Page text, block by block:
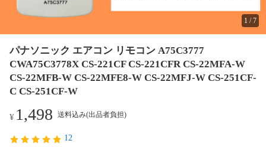
1 /7
パナソニック エアコン リモコン A75C3777
CWA75C3778X CS-221CF CS-221CFR CS-22MFA-W
CS-22MFB-W CS-22MFE8-W CS-22MFJ-W CS-251CF-
C CS-251CF-W
¥ 1,498 送料込み(出品者負担)
12